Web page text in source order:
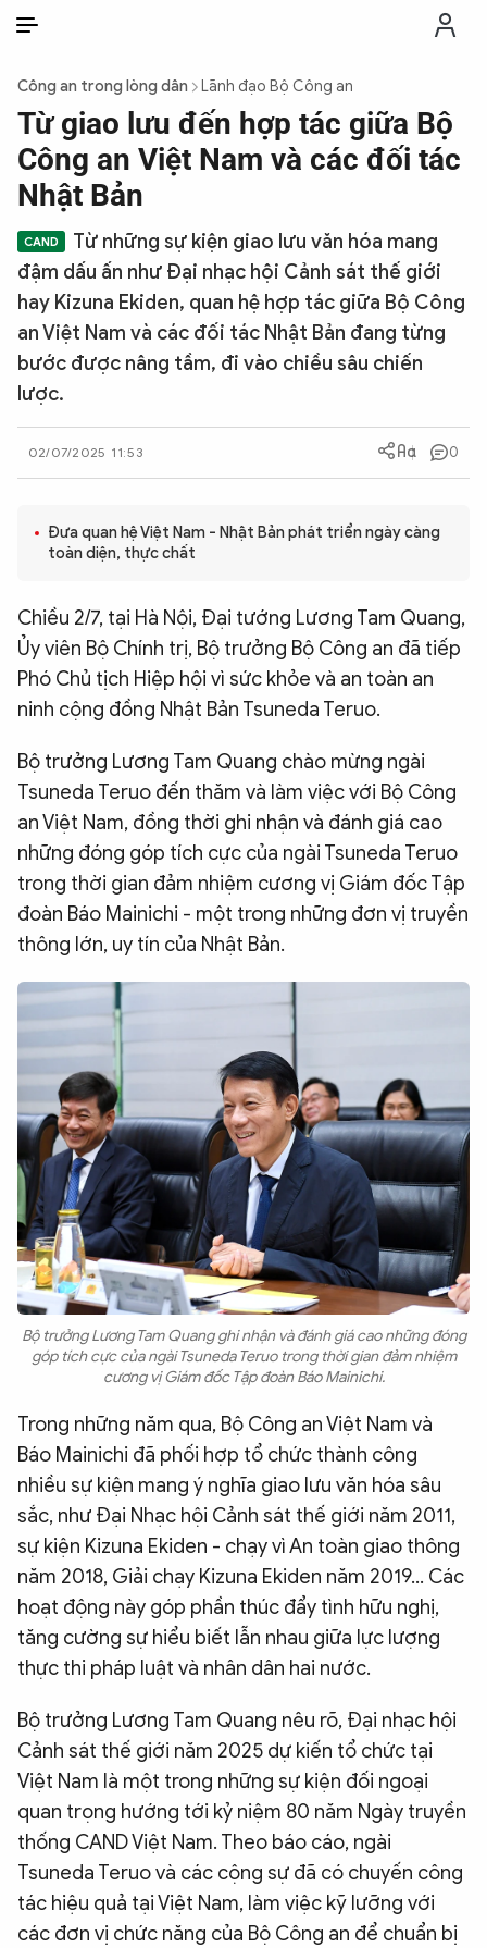
THỜI SỰ
CHỐNG DIỄN BIẾN HÒA BÌNH
CÔNG AN TRONG LÒNG DÂN
XÃ HỘI
CÔNG NGHỆ
BẠN ĐỌC & CAND
ĐA PHƯƠNG TIỆN
eMagazine
Podcast
Video Ảnh
Infographic
Chuyên trangAn ninh thế giớiVăn nghệ Công an
Chuyên đề
Công an trong lòng dân Lãnh đạo Bộ Công an
Từ giao lưu đến hợp tác giữa Bộ
Công an Việt Nam và các đối tác
Nhật Bản
Từ những sự kiện giao lưu văn hóa mang
đậm dấu ấn như Đại nhạc hội Cảnh sát thế giới
hay Kizuna Ekiden, quan hệ hợp tác giữa Bộ Công
an Việt Nam và các đối tác Nhật Bản đang từng
bước được nâng tầm, đi vào chiều sâu chiến
lược.
02/07/2025 11:53 0
Đưa quan hệ Việt Nam - Nhật Bản phát triển ngày càng
toàn diện, thực chất
Chiều 2/7, tại Hà Nội, Đại tướng Lương Tam Quang,
Ủy viên Bộ Chính trị, Bộ trưởng Bộ Công an đã tiếp
Phó Chủ tịch Hiệp hội vì sức khỏe và an toàn an
ninh cộng đồng Nhật Bản Tsuneda Teruo.
Bộ trưởng Lương Tam Quang chào mừng ngài
Tsuneda Teruo đến thăm và làm việc với Bộ Công
an Việt Nam, đồng thời ghi nhận và đánh giá cao
những đóng góp tích cực của ngài Tsuneda Teruo
trong thời gian đảm nhiệm cương vị Giám đốc Tập
đoàn Báo Mainichi - một trong những đơn vị truyền
thông lớn, uy tín của Nhật Bản.
Bộ trưởng Lương Tam Quang ghi nhận và đánh giá cao những đóng
góp tích cực của ngài Tsuneda Teruo trong thời gian đảm nhiệm
cương vị Giám đốc Tập đoàn Báo Mainichi.
Trong những năm qua, Bộ Công an Việt Nam và
Báo Mainichi đã phối hợp tổ chức thành công
nhiều sự kiện mang ý nghĩa giao lưu văn hóa sâu
sắc, như Đại Nhạc hội Cảnh sát thế giới năm 2011,
sự kiện Kizuna Ekiden - chạy vì An toàn giao thông
năm 2018, Giải chạy Kizuna Ekiden năm 2019… Các
hoạt động này góp phần thúc đẩy tình hữu nghị,
tăng cường sự hiểu biết lẫn nhau giữa lực lượng
thực thi pháp luật và nhân dân hai nước.
Bộ trưởng Lương Tam Quang nêu rõ, Đại nhạc hội
Cảnh sát thế giới năm 2025 dự kiến tổ chức tại
Việt Nam là một trong những sự kiện đối ngoại
quan trọng hướng tới kỷ niệm 80 năm Ngày truyền
thống CAND Việt Nam. Theo báo cáo, ngài
Tsuneda Teruo và các cộng sự đã có chuyến công
tác hiệu quả tại Việt Nam, làm việc kỹ lưỡng với
các đơn vị chức năng của Bộ Công an để chuẩn bị